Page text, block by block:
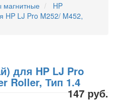
магнитные
HP
HP LJ Pro M252/ M452,
для HP LJ Pro
Roller, Тип 1.4
147 руб.